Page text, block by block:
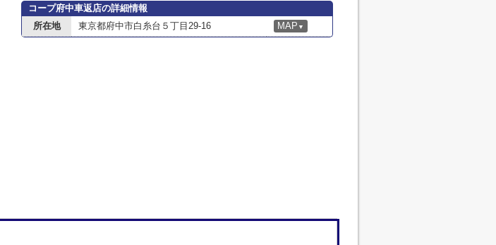
コープ府中車返店の詳細情報
所在地
東京都府中市白糸台５丁目29-16 MAP ▼